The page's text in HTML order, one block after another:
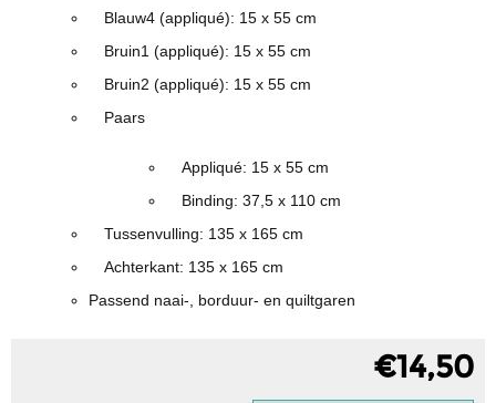
Blauw4 (appliqué): 15 x 55 cm
Bruin1 (appliqué): 15 x 55 cm
Bruin2 (appliqué): 15 x 55 cm
Paars
Appliqué: 15 x 55 cm
Binding: 37,5 x 110 cm
Tussenvulling: 135 x 165 cm
Achterkant: 135 x 165 cm
Passend naai-, borduur- en quiltgaren
€14,50